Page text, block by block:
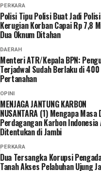
PERKARA
Polisi Tipu Polisi Buat Jadi
Kerugian Korban Capai Rp 7,8
Dua Oknum Ditahan
DAERAH
Menteri ATR/Kepala BPN:
Terjadwal Sudah Berlaku di
Pertanahan
OPINI
MENJAGA JANTUNG KARBON
NUSANTARA (1) Mengapa Masa
Perdagangan Karbon Indonesia
Ditentukan di Jambi
PERKARA
Dua Tersangka Korupsi
Tanah Akses Pelabuhan Ujung